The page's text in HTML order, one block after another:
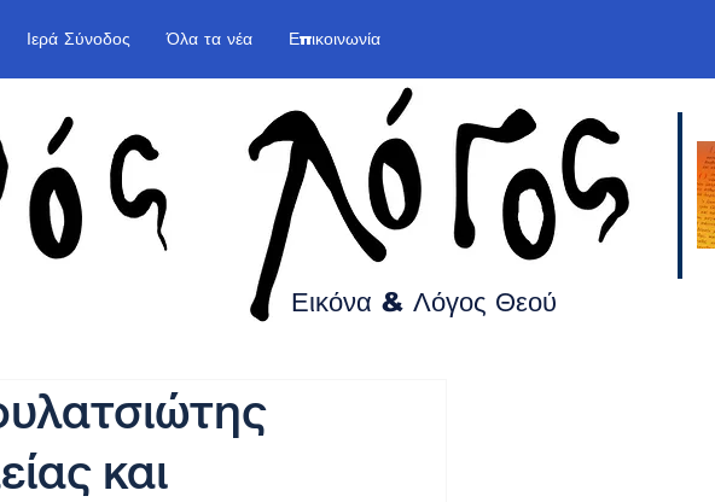
Ιερά Σύνοδος Όλα τα νέα Επικοινωνία
Εικόνα & Λόγος Θεού
και